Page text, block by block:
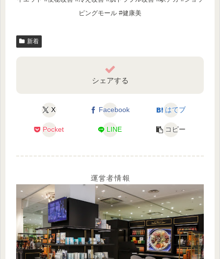
ピングモール #健康美
新着
シェアする
X Facebook はてブ
Pocket LINE コピー
運営者情報